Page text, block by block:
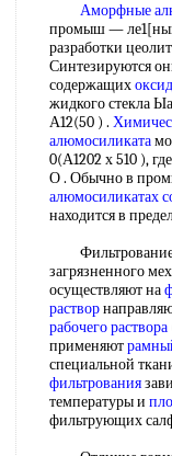
Аморфные
промыш —
разработки
Синтезируются
содержащих
жидкого стекла
А12(50 ) .
алюмосиликата
0(А1202 х 510 ),
О . Обычно в
алюмосиликатах
находится в
загрязненного
осуществляют на
раствор
рабочего раствора
применяют
специальной
фильтрования
температуры и
фильтрующих